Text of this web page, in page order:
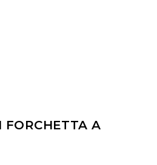
FORCHETTA A